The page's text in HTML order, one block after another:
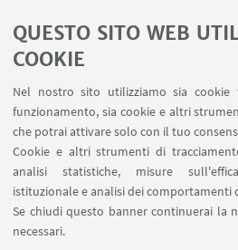
QUESTO SITO WEB
COOKIE
Nel nostro sito utilizziamo sia cookie
funzionamento, sia cookie e altri
che potrai attivare solo con il tuo
Cookie e altri strumenti di
analisi statistiche, misure
istituzionale e analisi dei comportamenti
Se chiudi questo banner continuerai la
necessari.